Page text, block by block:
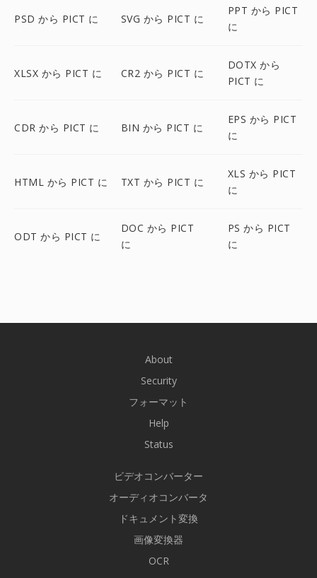
PSD から PICT に SVG から PICT に
PPT から PICT
に
XLSX から PICT に CR2 から PICT に
DOTX から
PICT に
CDR から PICT に BIN から PICT に
EPS から PICT
に
HTML から PICT に TXT から PICT に
XLS から PICT
に
ODT から PICT に
DOC から PICT
に
PS から PICT
に
About
Security
フォーマット
Help
Status
ビデオコンバーター
オーディオコンバータ
ドキュメント変換
画像変換器
OCR